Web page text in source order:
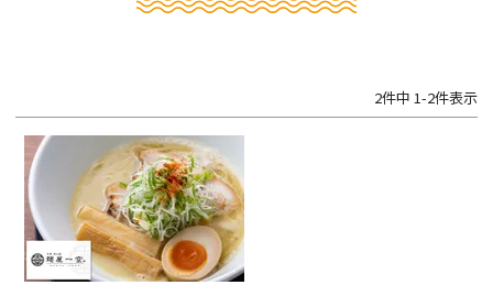
2件中 1-2件表示